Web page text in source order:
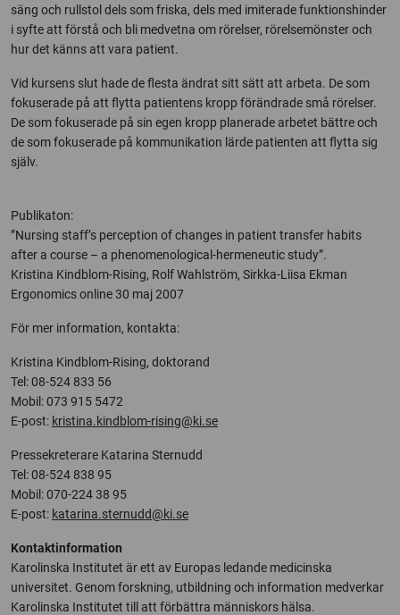
säng och rullstol dels som friska, dels med imiterade funktionshinder
i syfte att förstå och bli medvetna om rörelser, rörelsemönster och
hur det känns att vara patient.
Vid kursens slut hade de flesta ändrat sitt sätt att arbeta. De som
fokuserade på att flytta patientens kropp förändrade små rörelser.
De som fokuserade på sin egen kropp planerade arbetet bättre och
de som fokuserade på kommunikation lärde patienten att flytta sig
själv.
Publikaton:
”Nursing staff’s perception of changes in patient transfer habits
after a course – a phenomenological-hermeneutic study”.
Kristina Kindblom-Rising, Rolf Wahlström, Sirkka-Liisa Ekman
Ergonomics online 30 maj 2007
För mer information, kontakta:
Kristina Kindblom-Rising, doktorand
Tel: 08-524 833 56
Mobil: 073 915 5472
E-post: kristina.kindblom-rising@ki.se
Pressekreterare Katarina Sternudd
Tel: 08-524 838 95
Mobil: 070-224 38 95
E-post: katarina.sternudd@ki.se
Kontaktinformation
Karolinska Institutet är ett av Europas ledande medicinska
universitet. Genom forskning, utbildning och information medverkar
Karolinska Institutet till att förbättra människors hälsa.